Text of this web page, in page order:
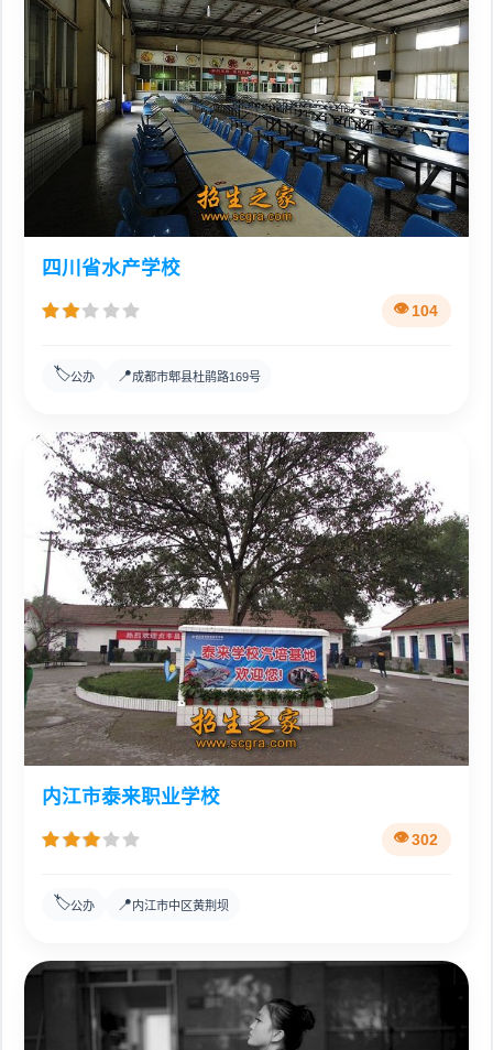
四川省水产学校
104
🏷️公办 📍成都市郫县杜鹃路169号
内江市泰来职业学校
302
🏷️公办 📍 内江市中区黄荆坝